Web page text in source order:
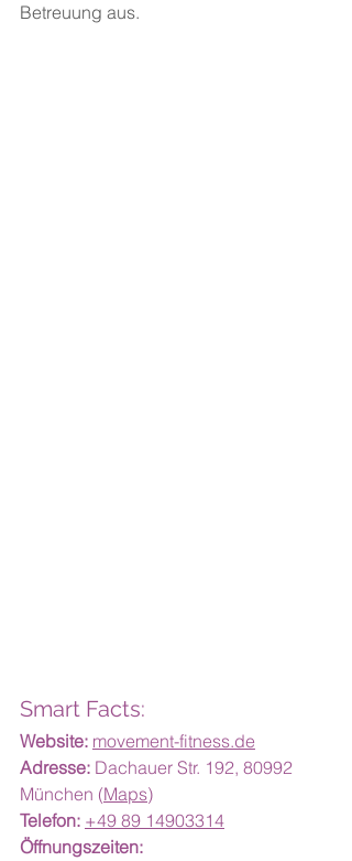
Betreuung aus.
Smart Facts:
Website: movement-fitness.de
Adresse: Dachauer Str. 192, 80992
München (Maps)
Telefon: +49 89 14903314
Öffnungszeiten: